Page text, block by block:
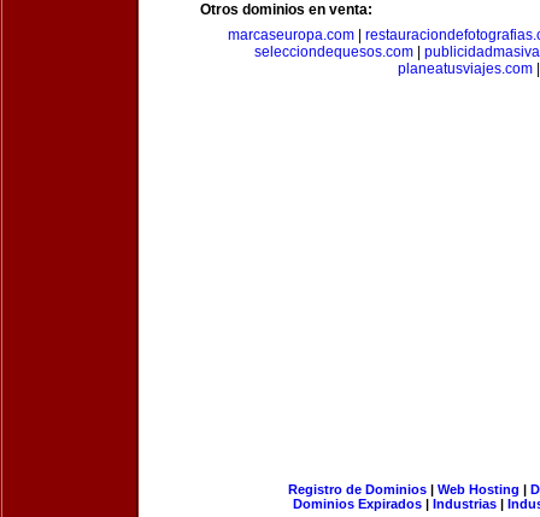
Otros dominios en venta:
marcaseuropa.com|
selecciondequesos.com
planeatusviajes.com
Registro de Dominios| Web Hosting |
Dominios Expirados | Industrias |